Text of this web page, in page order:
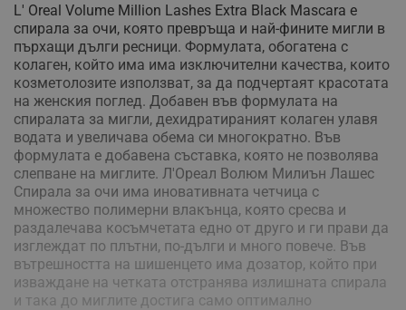
L' Oreal Volume Million Lashes Extra Black Mascara e
спирала за очи, която превръща и най-фините мигли в
пърхащи дълги ресници. Формулата, обогатена с
колаген, който има има изключителни качества, които
козметолозите използват, за да подчертаят красотата
на женския поглед. Добавен във формулата на
спиралата за мигли, дехидратираният колаген улавя
водата и увеличава обема си многократно. Във
формулата е добавена съставка, която не позволява
слепване на миглите. Л'Ореал Волюм Милиън Лашес
Спирала за очи има иновативната четчица с
множество полимерни влакънца, която сресва и
раздалечава косъмчетата едно от друго и ги прави да
изглеждат по плътни, по-дълги и много повече. Във
вътрешността на шишенцето има дозатор, който при
изваждане на четката отстранява излишната спирала
и така до миглите достига само оптимално